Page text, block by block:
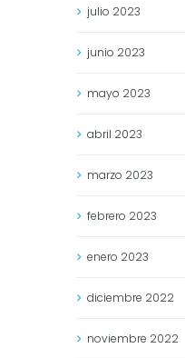
julio 2023
junio 2023
mayo 2023
abril 2023
marzo 2023
febrero 2023
enero 2023
diciembre 2022
noviembre 2022